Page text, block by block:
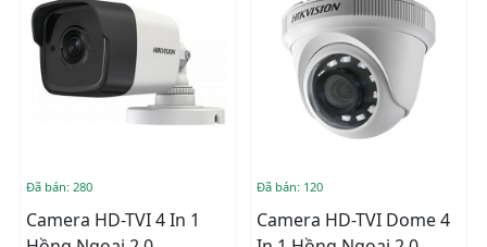
Đã bán: 280
Camera HD-TVI 4 In 1
Đã bán: 120
Camera HD-TVI Dome 4